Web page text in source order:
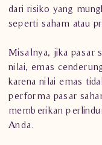
dari risiko yang
seperti saham atau
Misalnya, jika pasar
nilai, emas
karena nilai emas
performa pasar
memberikan
Anda.